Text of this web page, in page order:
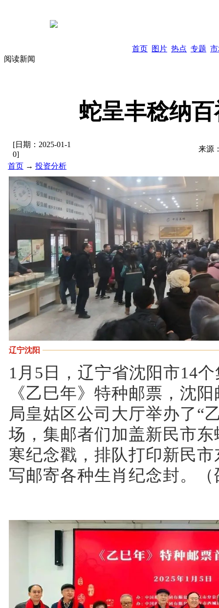
首页 图片 热点 专题
阅读新闻
蛇呈丰稔纳
[日期： 2025-01-1
0]
来源
首页 → 投资分析
辽宁沈阳
1月5日，辽宁省沈阳市14
《乙巳年》特种邮票，沈
局皇姑区公司大厅举办了“
场，集邮者们加盖新民市
寒纪念戳，排队打印新民
写邮寄各种生肖纪念封。